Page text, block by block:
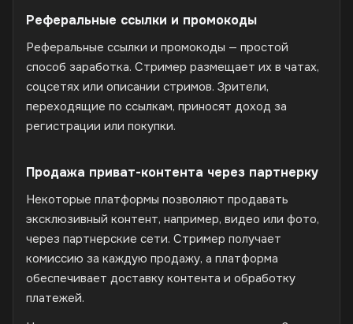
Реферальные ссылки и промокоды
Реферальные ссылки и промокоды — простой
способ заработка. Стример размещает их в чатах,
соцсетях или описании стримов. Зрители,
переходящие по ссылкам, приносят доход за
регистрации или покупки.
Продажа приват-контента через партнерку
Некоторые платформы позволяют продавать
эксклюзивный контент, например, видео или фото,
через партнерские сети. Стример получает
комиссию за каждую продажу, а платформа
обеспечивает доставку контента и обработку
платежей.